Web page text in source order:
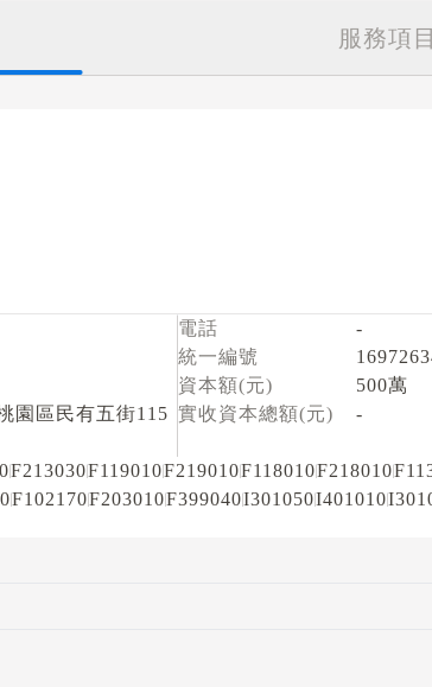
服務項目
園區民有五街115
電話
-
統一編號
資本額(元)
500萬
實收資本總額(元)
-
F213030F119010F219010F118010F218010
F102170F203010F399040I301050I401010